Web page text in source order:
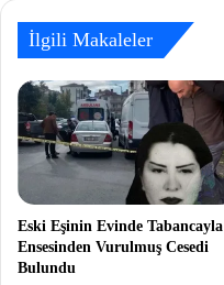
İlgili Makaleler
Eski Eşinin Evinde Tabancayla
Ensesinden Vurulmuş Cesedi
Bulundu